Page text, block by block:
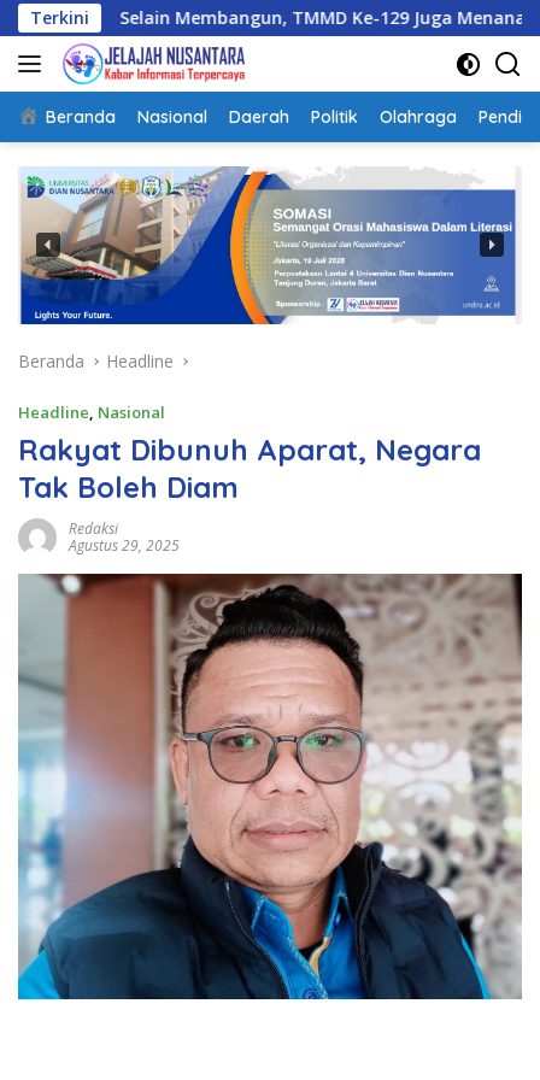
Langsung
ke
konten
Terkini
Membangun, TMMD Ke-129 Juga Menanam Harapan
Beranda Nasional Daerah Politik Olahraga
Beranda Headline
Headline, Nasional
Rakyat Dibunuh Aparat, Negara
Tak Boleh Diam
Redaksi
Agustus 29, 2025